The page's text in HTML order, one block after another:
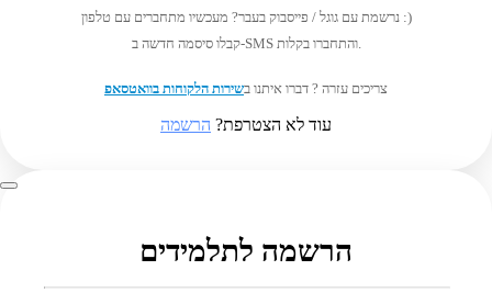
נרשמת עם גוגל / פייסבוק בעבר? מעכשיו מתחברים עם טלפון :)
קבלו סיסמה חדשה ב-SMS והתחברו בקלות.
צריכים עזרה ? דברו איתנו בשירות הלקוחות בוואטסאפ
עוד לא הצטרפת? הרשמה
הרשמה לתלמידים